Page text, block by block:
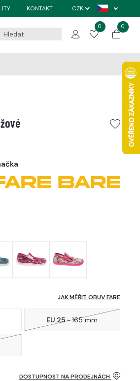
KONTAKT
0 0
JAK MĚŘIT OBUV FARE
EU 25 -165 mm
DOSTUPNOST NA PRODEJNÁCH